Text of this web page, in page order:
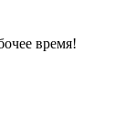
время!